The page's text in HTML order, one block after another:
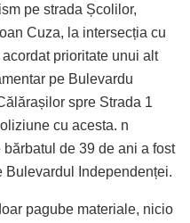
pe strada Școlilor,
Cuza, la intersecția cu
prioritate unui alt
pe Bulevardu
spre Strada 1
cu acesta. n
de 39 de ani a fost
Bulevardul Independenței.
pagube materiale, nicio